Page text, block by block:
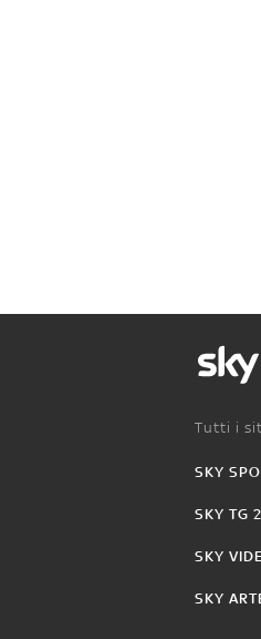
Tutti i
SKY
SKY TG
SKY
SKY